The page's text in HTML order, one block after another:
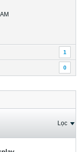
1
0
Lọc